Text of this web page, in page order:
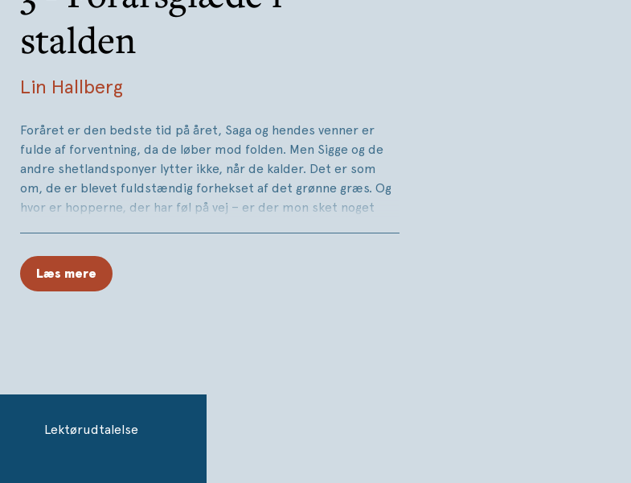
stalden
Lin Hallberg
Foråret er den bedste tid på året, Saga og hendes venner er
fulde af forventning, da de løber mod folden. Men Sigge og de
andre shetlandsponyer lytter ikke, når de kalder. Det er som
om, de er blevet fuldstændig forhekset af det grønne græs. Og
hvor er hopperne, der har føl på vej – er der mon sket noget
"Forårsdrømme i stalden" er den tredje selvstændige bog i Lin
Hallbergs hyggelige og letlæselige serie om shetlandsponyen
Læs mere
Lektørudtalelse